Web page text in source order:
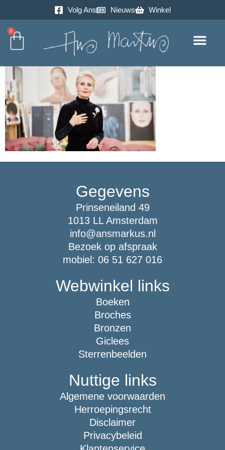
Volg Ans Nieuws Winkel
0
Gegevens
Prinseneiland 49
1013 LL Amsterdam
info@ansmarkus.nl
Bezoek op afspraak
mobiel: 06 51 627 016
Webwinkel links
Boeken
Broches
Bronzen
Giclees
Sterrenbeelden
Nuttige links
Algemene voorwaarden
Herroepingsrecht
Disclaimer
Privacybeleid